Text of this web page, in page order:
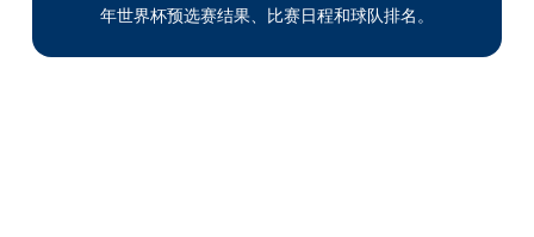
年世界杯预选赛结果、比赛日程和球队排名。